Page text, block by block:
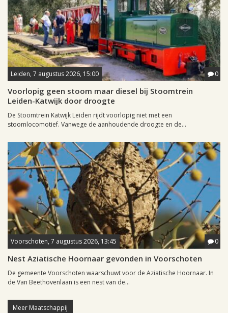
Leiden, 7 augustus 2026, 15:00 0
Voorlopig geen stoom maar diesel bij Stoomtrein
Leiden-Katwijk door droogte
De Stoomtrein Katwijk Leiden rijdt voorlopig niet met een
stoomlocomotief. Vanwege de aanhoudende droogte en de...
Voorschoten, 7 augustus 2026, 13:45 0
Nest Aziatische Hoornaar gevonden in Voorschoten
De gemeente Voorschoten waarschuwt voor de Aziatische Hoornaar. In
de Van Beethovenlaan is een nest van de...
Meer Maatschappij